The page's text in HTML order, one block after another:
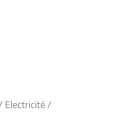
Electricité/